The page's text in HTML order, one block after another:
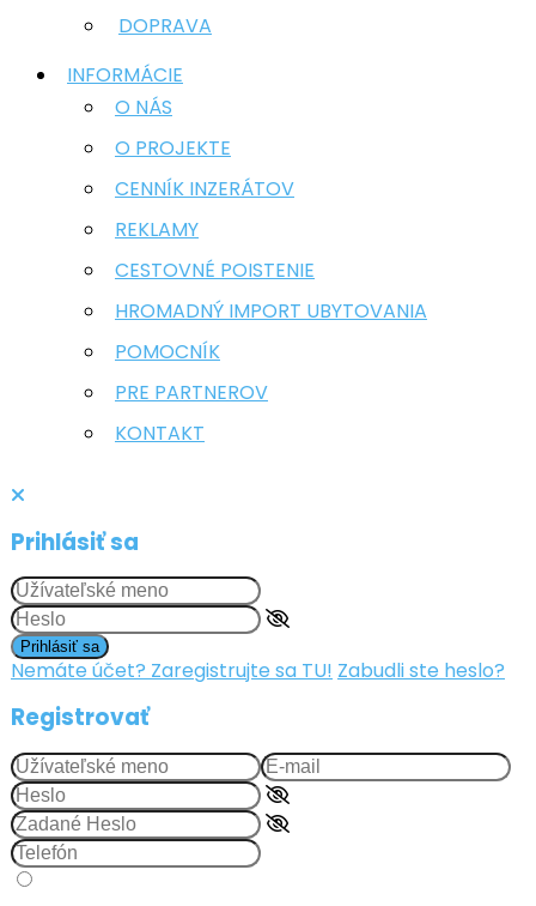
DOPRAVA
INFORMÁCIE
O NÁS
O PROJEKTE
CENNÍK INZERÁTOV
REKLAMY
CESTOVNÉ POISTENIE
HROMADNÝ IMPORT UBYTOVANIA
POMOCNÍK
PRE PARTNEROV
KONTAKT
Prihlásiť sa
Prihlásiť sa
Nemáte účet? Zaregistrujte sa TU! Zabudli ste heslo?
Registrovať